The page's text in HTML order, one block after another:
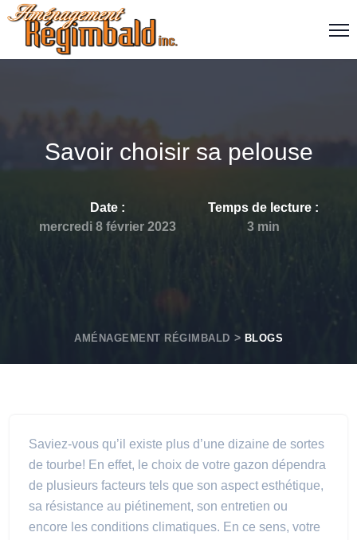
Savoir choisir sa pelouse
Date :
mercredi 8 février 2023
Temps de lecture:
3min
AMÉNAGEMENT RÉGIMBALD BLOGS
Saviez-vous qu’il existe plus d’une dizaine de sortes
de tourbe! En effet, le choix de votre gazon dépendra
de plusieurs facteurs tels que son aspect esthétique,
sa résistance au piétinement, son entretien ou
encore les conditions climatiques. En ce sens, votre